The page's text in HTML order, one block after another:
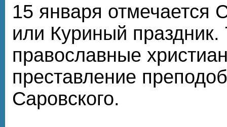
15 января отмечается
или Куриный праздник.
православные
преставление
Саровского.